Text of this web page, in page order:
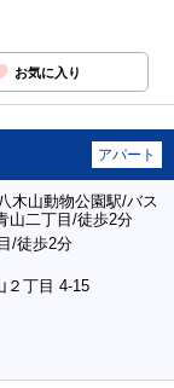
お気に入り
アパート
木山動物公園駅/バス
山二丁目/徒歩2分
/徒歩2分
２丁目 4-15